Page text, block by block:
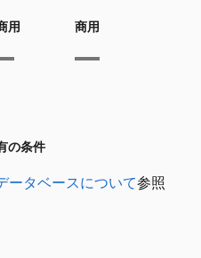
用 商用
の条件
タベースについて参照